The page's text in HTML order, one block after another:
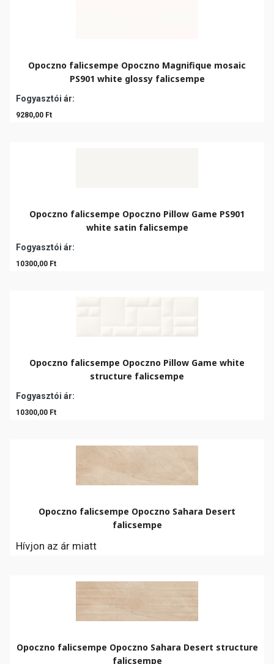
Opoczno falicsempe Opoczno Magnifique mosaic
PS901 white glossy falicsempe
Fogyasztói ár:
9280,00 Ft
Opoczno falicsempe Opoczno Pillow Game PS901
white satin falicsempe
Fogyasztói ár:
10300,00 Ft
Opoczno falicsempe Opoczno Pillow Game white
structure falicsempe
Fogyasztói ár:
10300,00 Ft
Opoczno falicsempe Opoczno Sahara Desert
falicsempe
Hívjon az ár miatt
Opoczno falicsempe Opoczno Sahara Desert structure
falicsempe